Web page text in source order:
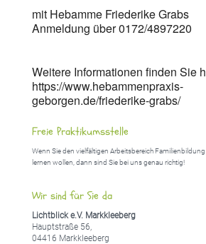
mit Hebamme Friederike Grabs
Anmeldung über 0172/4897220
Weitere Informationen finden Sie
https://www.hebammenpraxis-
geborgen.de/friederike-grabs/
Freie Praktikumsstelle
Wenn Sie den vielfältigen Arbeitsbereich
lernen wollen, dann sind Sie bei uns genau richtig!
Wir sind für Sie da
Lichtblick e.V. Markkleeberg
Hauptstraße 56,
04416 Markkleeberg